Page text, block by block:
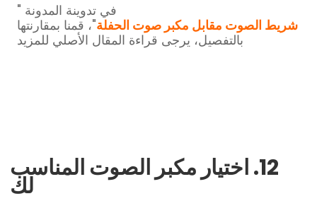
في تدوينة المدونة "
شريط الصوت مقابل مكبر صوت الحفلة"، قمنا بمقارنتها
بالتفصيل، يرجى قراءة المقال الأصلي للمزيد
12. اختيار مكبر الصوت المناسب
لك